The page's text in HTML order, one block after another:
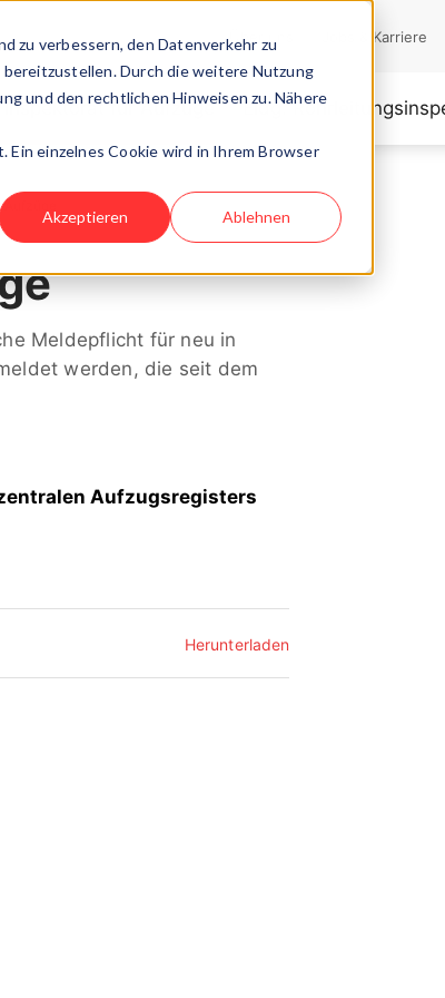
zu verbessern, den Datenverkehr zu
bereitzustellen. Durch die weitere Nutzung
und den rechtlichen Hinweisen zu. Nähere
einzelnes Cookie wird in Ihrem Browser
Akzeptieren Ablehnen
Über uns Jobs & Karriere
Inspektorat für Aufzüge Eidg.
Meldepflicht für neu in
werden, die seit dem
Aufzugsregisters
Herunterladen